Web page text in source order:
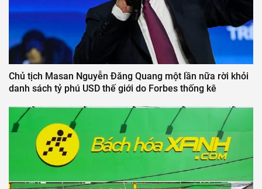
Chủ tịch Masan Nguyễn Đăng Quang một lần nữa rời khỏi
danh sách tỷ phú USD thế giới do Forbes thống kê